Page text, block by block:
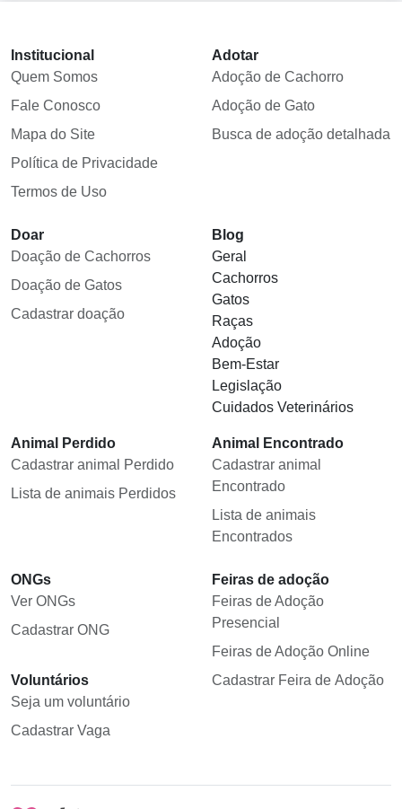
Institucional
Quem Somos
Fale Conosco
Mapa do Site
Política de Privacidade
Termos de Uso
Adotar
Adoção de Cachorro
Adoção de Gato
Busca de adoção detalhada
Doar
Doação de Cachorros
Doação de Gatos
Cadastrar doação
Blog
Geral
Cachorros
Gatos
Raças
Adoção
Bem-Estar
Legislação
Cuidados Veterinários
Animal Perdido
Cadastrar animal Perdido
Lista de animais Perdidos
Animal Encontrado
Cadastrar animal
Encontrado
Lista de animais
Encontrados
ONGs
Ver ONGs
Cadastrar ONG
Voluntários
Seja um voluntário
Cadastrar Vaga
Feiras de adoção
Feiras de Adoção
Presencial
Feiras de Adoção Online
Cadastrar Feira de Adoção